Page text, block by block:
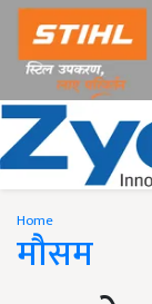
Home
मौसम